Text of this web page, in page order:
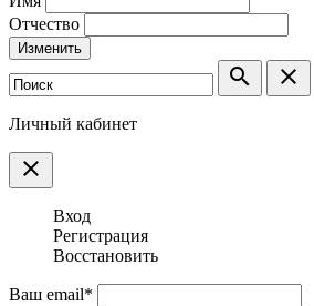
Отчество
Изменить
search clear
Личный кабинет
clear
Вход
Регистрация
Восстановить
Ваш email*